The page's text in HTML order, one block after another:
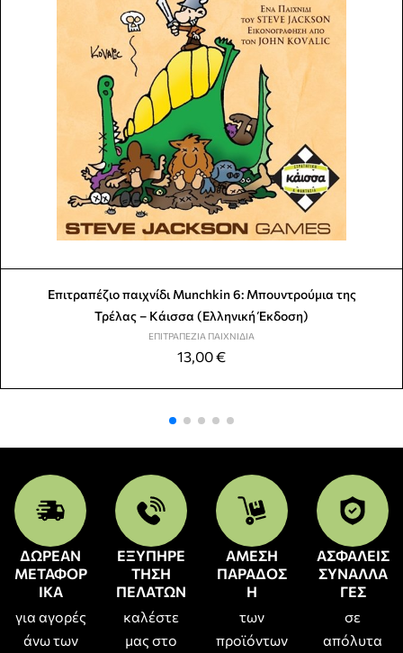
Επιτραπέζιο παιχνίδι Munchkin 6: Μπουντρούμια της
Τρέλας – Κάισσα (Ελληνική Έκδοση)
ΕΠΙΤΡΑΠΈΖΙΑ ΠΑΙΧΝΊΔΙΑ
13,00€
ΔΩΡΕΑΝ
ΜΕΤΑΦΟΡ
ΙΚΑ
για αγορές
άνω των
ΕΞΥΠΗΡΕ
ΤΗΣΗ
ΠΕΛΑΤΩΝ
καλέστε
μας στο
ΑΜΕΣΗ
ΠΑΡΑΔΟΣ
Η
των
προϊόντων
ΑΣΦΑΛΕΙΣ
ΣΥΝΑΛΛΑ
ΓΕΣ
σε
απόλυτα